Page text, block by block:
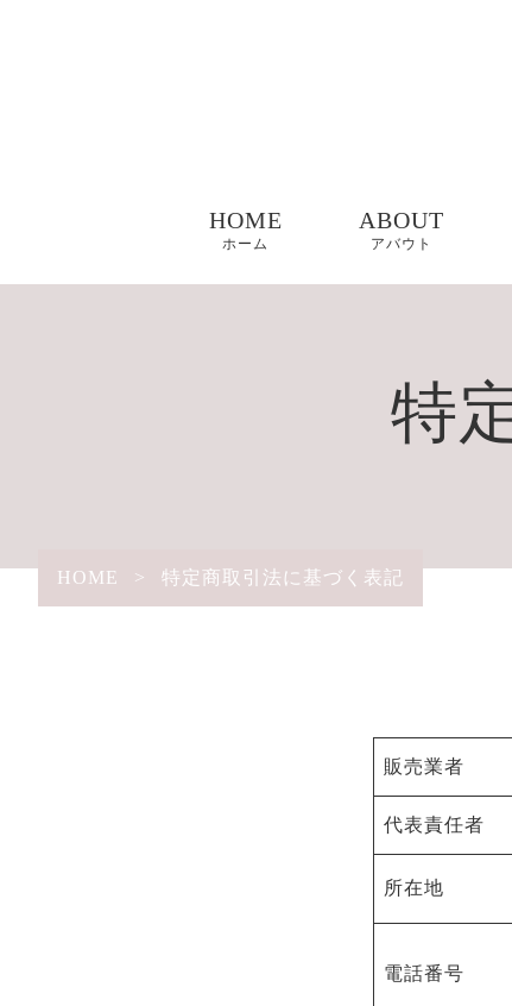
HOME
ホーム
ABOUT
アバウト
特
HOME > 特定商取引法に基づく表記
販売業者
代表責任者
所在地
電話番号